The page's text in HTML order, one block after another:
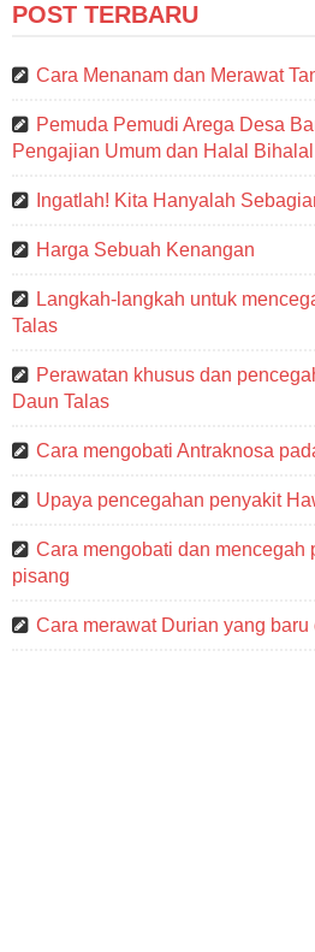
POST TERBARU
Cara Menanam dan Merawat
Pemuda Pemudi Arega Desa
Pengajian Umum dan Halal Bihalal
Ingatlah! Kita Hanyalah
Harga Sebuah Kenangan
Langkah-langkah untuk
Talas
Perawatan khusus dan
Daun Talas
Cara mengobati Antraknosa
Upaya pencegahan penyakit
Cara mengobati dan mencegah
pisang
Cara merawat Durian yang baru